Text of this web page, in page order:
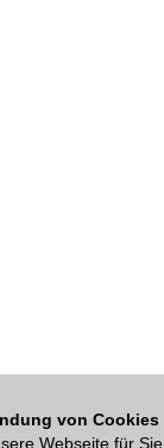
von Cookies
Webseite für